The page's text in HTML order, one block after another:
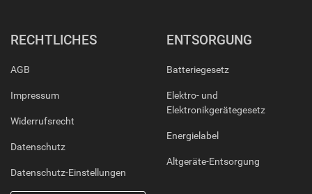
RECHTLICHES
AGB
Impressum
Widerrufsrecht
Datenschutz
Datenschutz-Einstellungen
ENTSORGUNG
Batteriegesetz
Elektro- und
Elektronikgerätegesetz
Energielabel
Altgeräte-Entsorgung